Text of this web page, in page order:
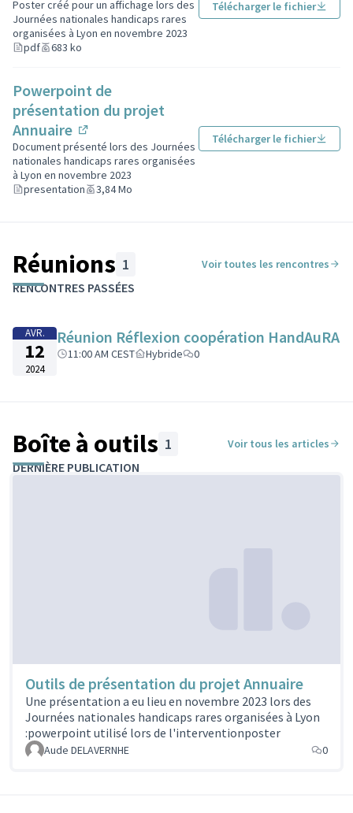
Delavernhe, documentaliste de l'ERHR AuRA, par
téléphone au 04 37 23 11 30 ou par email :
a.delavernhe@lespep69.org.
Poster créé pour un affichage lors des
Journées nationales handicaps rares
organisées à Lyon en novembre 2023
pdf
683 ko
Télécharger le fichier
Powerpoint de
présentation du projet
Annuaire
(Lien externe)
Document présenté lors des Journées
nationales handicaps rares organisées
à Lyon en novembre 2023
presentation
3,84 Mo
Télécharger le fichier
Réunions 1 Voir toutes les rencontres
L'élément suivant est une carte qui présente les éléments de
Passer la carte
−
RENCONTRES PASSÉES
AVR.
12
2024
Réunion Réflexion coopération HandAuRA
11:00 AM CEST Hybride 0
Boîte à outils 1 Voir tous les articles
DERNIÈRE PUBLICATION
Outils de présentation du projet Annuaire
Une présentation a eu lieu en novembre 2023 lors des
Journées nationales handicaps rares organisées à Lyon
:powerpoint utilisé lors de l'interventionposter
Aude DELAVERNHE 0